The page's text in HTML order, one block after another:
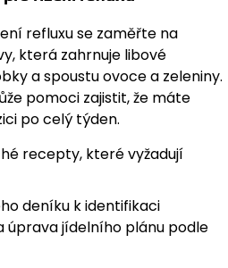
refluxu se zaměřte na
která zahrnuje libové
a spoustu ovoce a zeleniny.
pomoci zajistit, že máte
po celý týden.
recepty, které vyžadují
deníku k identifikaci
jídelního plánu podle